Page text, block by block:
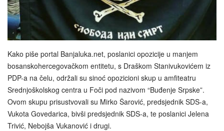
Kako piše portal Banjaluka.net, poslanici opozicije u manjem
bosanskohercegovačkom entitetu, s Draškom Stanivukovićem iz
PDP-a na čelu, održali su sinoć opozicioni skup u amfiteatru
Srednjoškolskog centra u Foči pod nazivom “Buđenje Srpske”.
Ovom skupu prisustvovali su Mirko Šarović, predsjednik SDS-a,
Vukota Govedarica, bivši predsjednik SDS-a, te poslanici Jelena
Trivić, Nebojša Vukanović i drugi.